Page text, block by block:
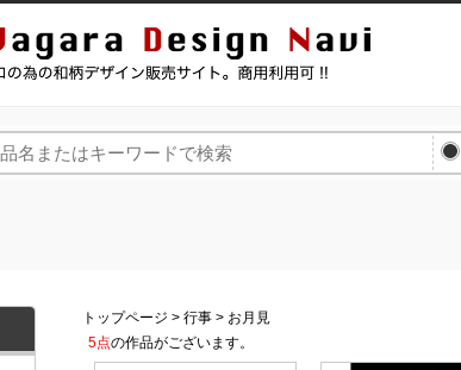
トップページ >行事 > お月見
5点の作品がございます。